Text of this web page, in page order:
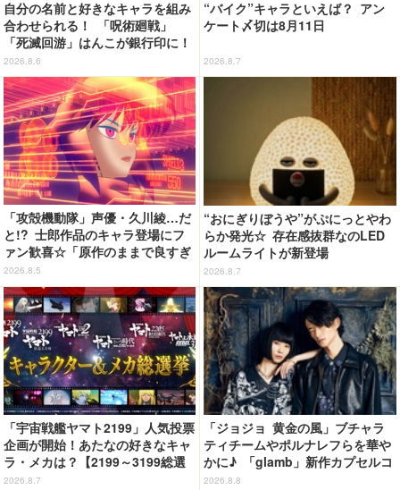
自分の名前と好きなキャラを組み
合わせられる！ 「呪術廻戦」
「死滅回游」はんこが銀行印に！
虎杖悠仁、乙骨憂太ら16キャラ追
加で全104種
2026.8.6
“バイク”キャラといえば？ アン
ケート〆切は8月11日
2026.8.7
「攻殻機動隊」声優・久川綾…だ
と!? 士郎作品のキャラ登場にフ
ァン歓喜☆「原作のままで良すぎ
るな」「脳の処理が追いつかない
よお」…第5話【ネタバレあり反
応まとめ】
2026.8.5
“おにぎりぼうや”がぷにっとやわ
らか発光☆ 存在感抜群なのLED
ルームライトが新登場
2026.8.7
「宇宙戦艦ヤマト2199」人気投票
企画が開始！あたなの好きなキャ
ラ・メカは？【2199～3199総選
挙】
2026.8.7
「ジョジョ 黄金の風」ブチャラ
ティチームやポルナレフらを華や
かに♪ 「glamb」新作カプセルコ
レクション登場
2026.8.8